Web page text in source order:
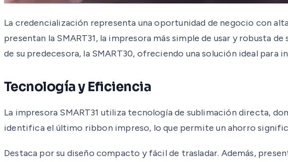
La credencialización representa una oportunidad de negocio con
presentan la SMART31, la impresora más simple de usar y robusta
de su predecesora, la SMART30, ofreciendo una solución ideal para
Tecnología y Eficiencia
La impresora SMART31 utiliza tecnología de sublimación directa,
identifica el último ribbon impreso, lo que permite un ahorro
Destaca por su diseño compacto y fácil de trasladar. Además,